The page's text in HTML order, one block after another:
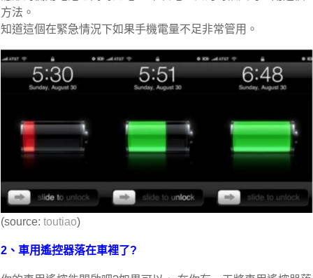
方法。
知道這個在緊急情況下如果手機電量不足非常管用。
(source: toutiao)
2、車用遙控器落在車裡了?